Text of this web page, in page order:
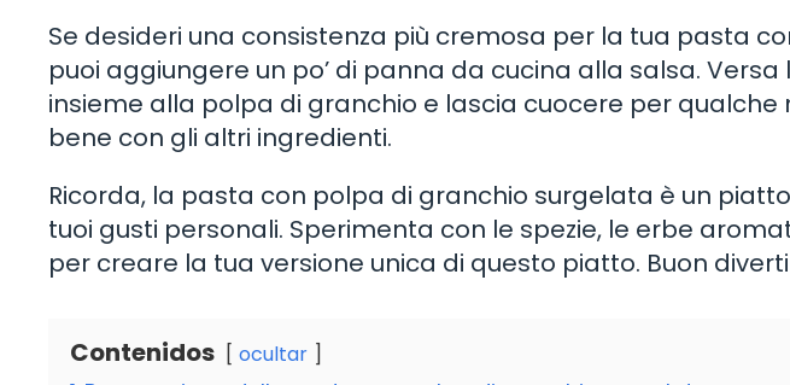
Se desideri una consistenza più cremosa per la tua pasta
puoi aggiungere un po’ di panna da cucina alla salsa.
insieme alla polpa di granchio e lascia cuocere per qualche
bene con gli altri ingredienti.
Ricorda, la pasta con polpa di granchio surgelata è un
tuoi gusti personali. Sperimenta con le spezie, le erbe
per creare la tua versione unica di questo piatto. Buon
Contenidos ocultar